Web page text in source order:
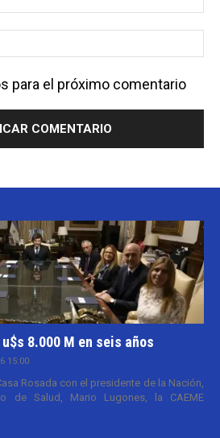
para el próximo comentario
8.000 M en seis años
15:00
Rosada con el presidente de la Nación,
de Salud, Mario Lugones, la CAEME